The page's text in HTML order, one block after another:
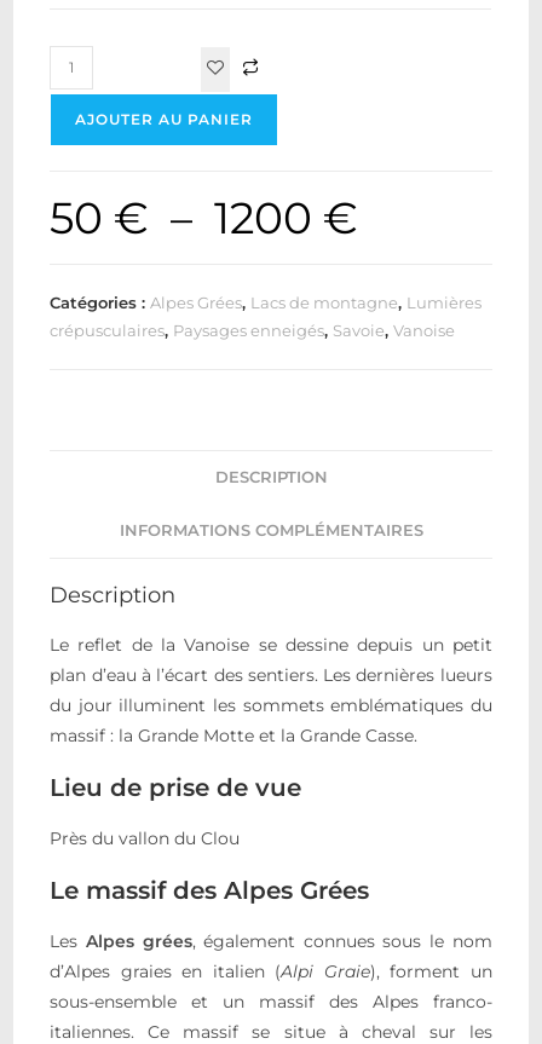
AJOUTER AU PANIER
50 € – 1200 €
Catégories :Alpes Grées, Lacs de montagne, Lumières
crépusculaires, Paysages enneigés, Savoie,Vanoise
DESCRIPTION
INFORMATIONS COMPLÉMENTAIRES
Description
Le reflet de la Vanoise se dessine depuis un petit
plan d’eau à l’écart des sentiers. Les dernières lueurs
du jour illuminent les sommets emblématiques du
massif : la Grande Motte et la Grande Casse.
Lieu de prise de vue
Près du vallon du Clou
Le massif des Alpes Grées
Les Alpes grées, également connues sous le nom
d’Alpes graies en italien (Alpi Graie), forment un
sous-ensemble et un massif des Alpes franco-
italiennes. Ce massif se situe à cheval sur les